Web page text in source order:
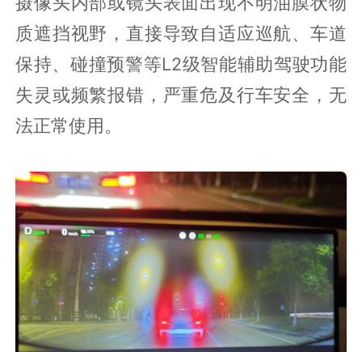
质遮挡视野，直接导致自适应巡航、车道
保持、碰撞预警等L2级智能辅助驾驶功能
失灵或频繁报错，严重危及行车安全，无
法正常使用。